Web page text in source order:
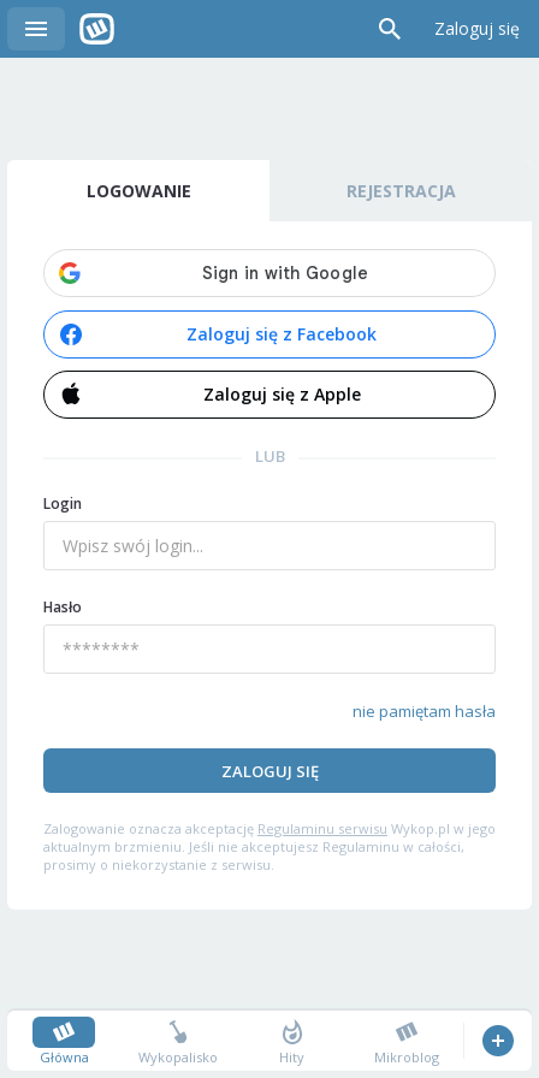
Zaloguj się
LOGOWANIE REJESTRACJA
Zaloguj się z Facebook
Zaloguj się z Apple
LUB
Login
Hasło
nie pamiętam hasła
ZALOGUJ SIĘ
Zalogowanie oznacza akceptację Regulaminu serwisu Wykop.pl w jego
aktualnym brzmieniu. Jeśli nie akceptujesz Regulaminu w całości,
prosimy o niekorzystanie z serwisu.
Główna Wykopalisko Hity Mikroblog